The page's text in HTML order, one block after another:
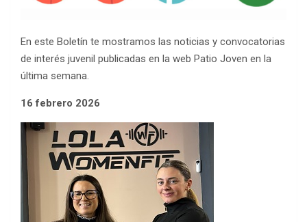
En este Boletín te mostramos las noticias y convocatorias
de interés juvenil publicadas en la web Patio Joven en la
última semana.
16 febrero 2026